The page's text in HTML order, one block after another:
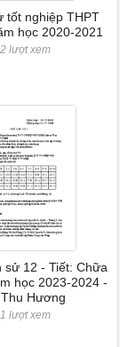
tốt nghiệp THPT
học 2020-2021
lượt xem
sử 12 - Tiết: Chữa
học 2023-2024 -
Hương
lượt xem